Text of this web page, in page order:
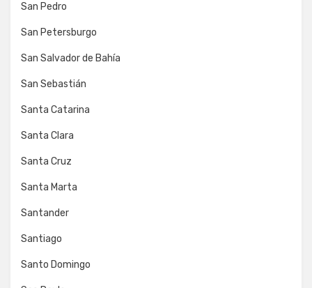
San Pedro
San Petersburgo
San Salvador de Bahía
San Sebastián
Santa Catarina
Santa Clara
Santa Cruz
Santa Marta
Santander
Santiago
Santo Domingo